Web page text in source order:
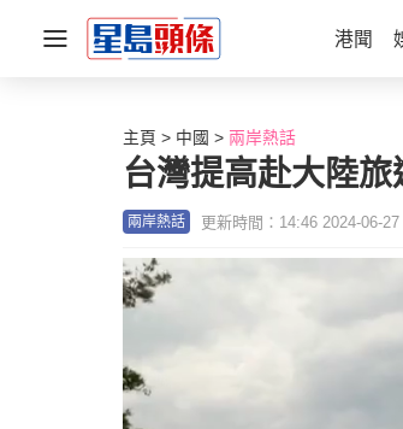
港聞
主頁 中國 兩岸熱話
台灣提高赴大陸
兩岸熱話 更新時間：14:46 2024-06-